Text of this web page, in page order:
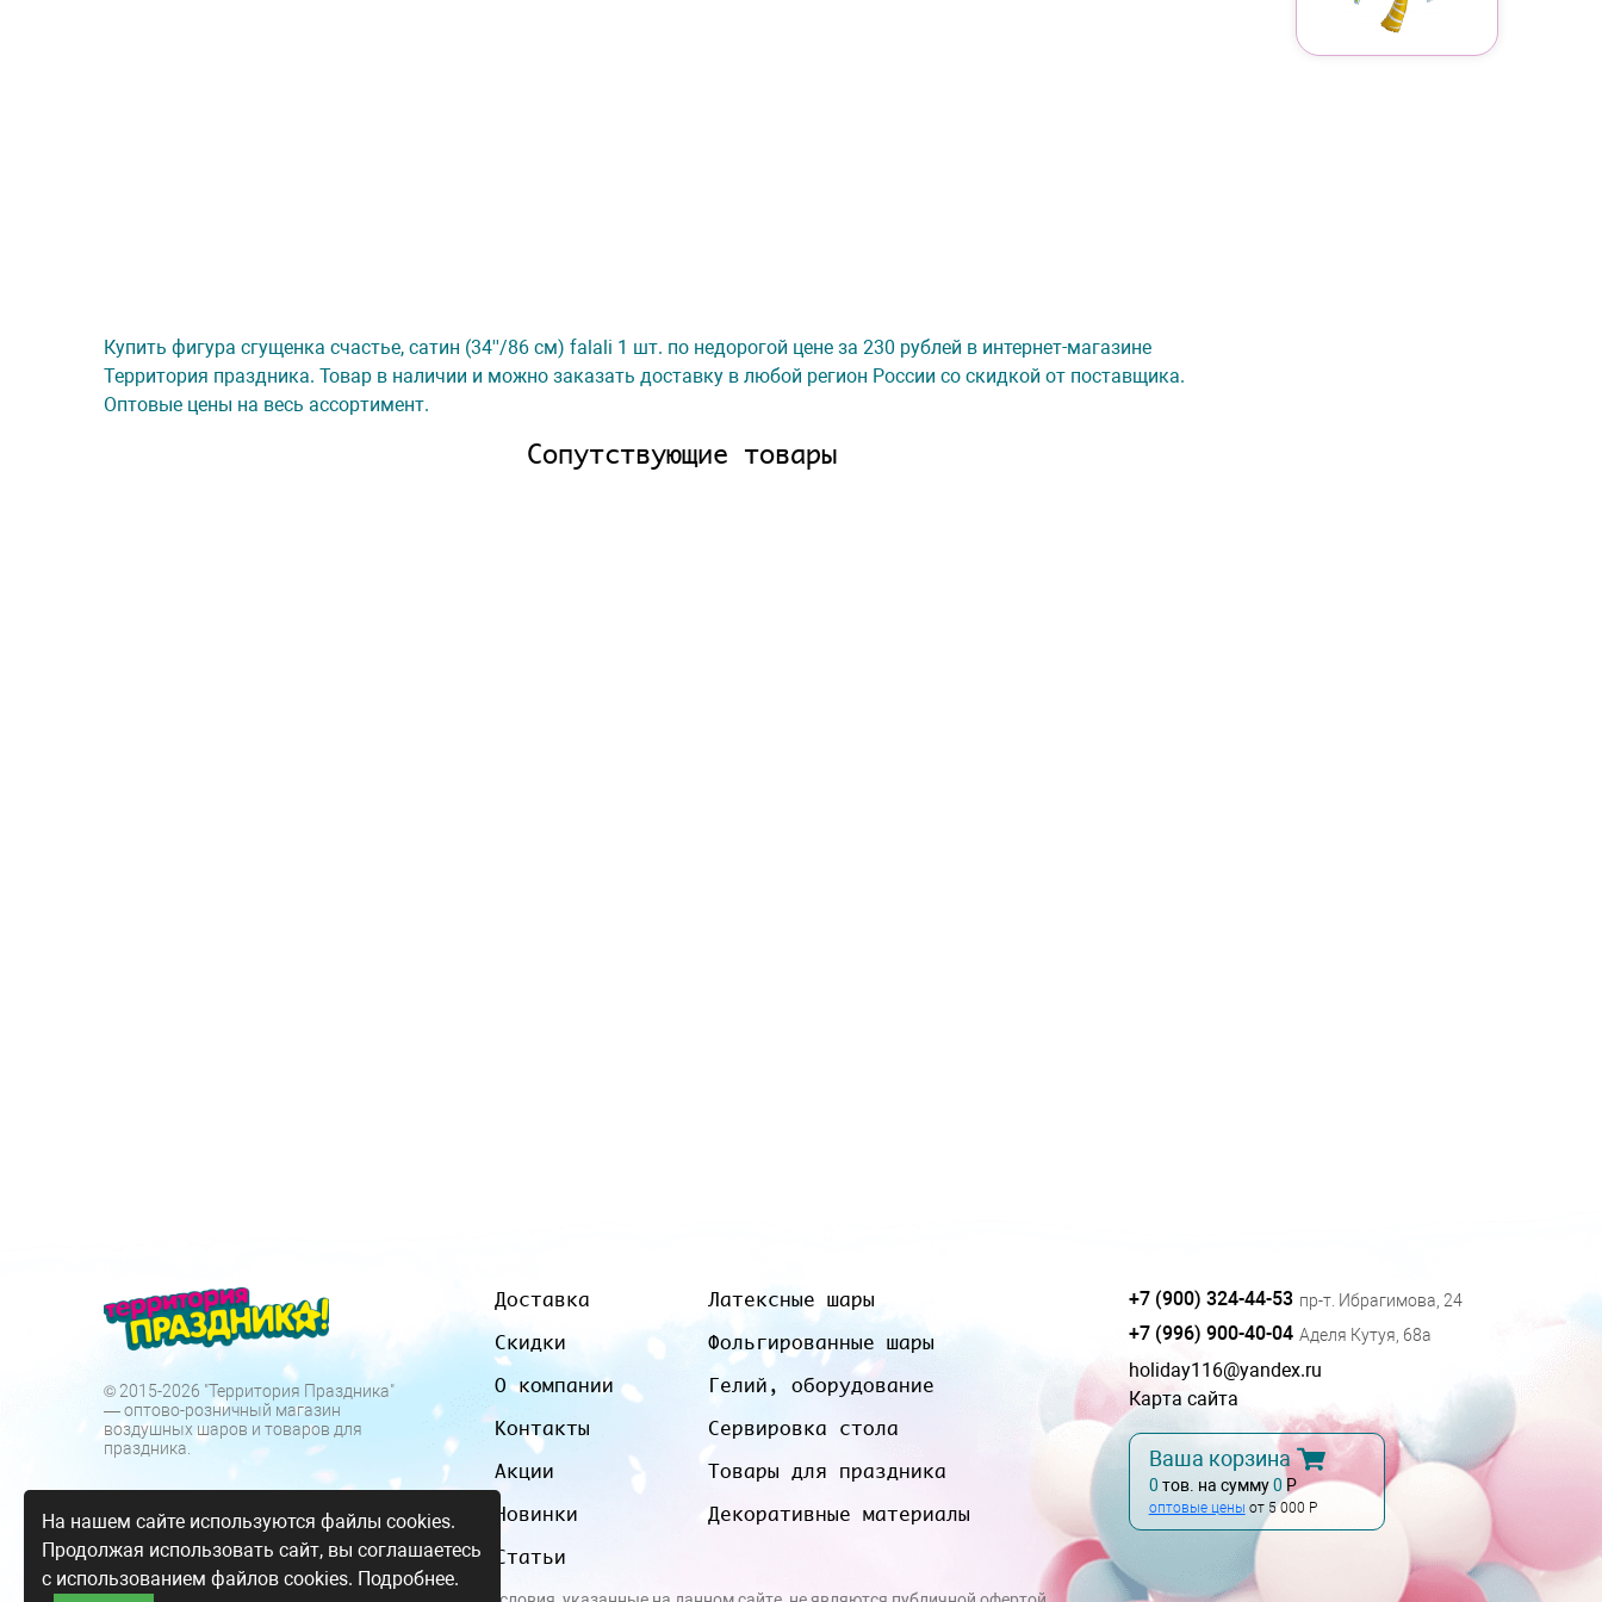
Купить фигура сгущенка счастье, сатин (34''/86 см) falali 1 шт. по недорогой цене за 230 рублей в интернет-магазине
Территория праздника. Товар в наличии и можно заказать доставку в любой регион России со скидкой от поставщика.
Оптовые цены на весь ассортимент.
Сопутствующие товары
© 2015-2026 "Территория Праздника"
— оптово-розничный магазин
воздушных шаров и товаров для
праздника.
Доставка
Скидки
О компании
Контакты
Акции
Новинки
Статьи
Латексные шары
Фольгированные шары
Гелий, оборудование
Сервировка стола
Товары для праздника
Декоративные материалы
+7 (900) 324-44-53 пр-т. Ибрагимова, 24
+7 (996) 900-40-04 Аделя Кутуя, 68а
holiday116@yandex.ru
Карта сайта
Ваша корзина
0 тов. на сумму0 Р
оптовые цены от 5 000 Р
На нашем сайте используются файлы cookies.
Продолжая использовать сайт, вы соглашаетесь
с использованием файлов cookies. Подробнее.